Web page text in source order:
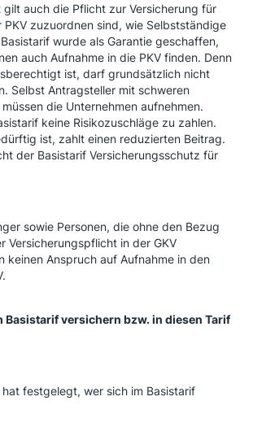
auch die Pflicht zur Versicherung für
PKV zuzuordnen sind, wie Selbstständige
wurde als Garantie geschaffen,
auch Aufnahme in die PKV finden. Denn
ist, darf grundsätzlich nicht
Selbst Antragsteller mit schweren
die Unternehmen aufnehmen.
keine Risikozuschläge zu zahlen.
ist, zahlt einen reduzierten Beitrag.
der Basistarif Versicherungsschutz für
sowie Personen, die ohne den Bezug
Versicherungspflicht in der GKV
keinen Anspruch auf Aufnahme in den
Basistarif versichern bzw. in diesen Tarif
festgelegt, wer sich im Basistarif